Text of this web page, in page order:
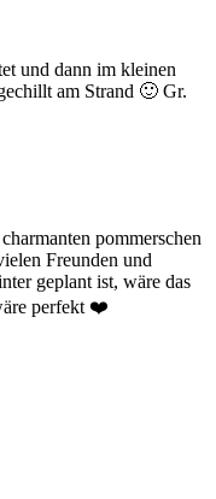
und dann im kleinen
am Strand 🙂 Gr.
pommerschen
Freunden und
geplant ist, wäre das
perfekt ❤️